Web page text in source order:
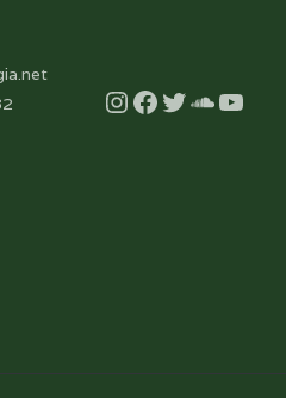
Instagram
Facebook
Twitter